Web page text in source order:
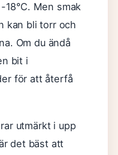
Men smak
kan bli torr och
Om du ändå
bit i
för att återfå
utmärkt i upp
det bäst att